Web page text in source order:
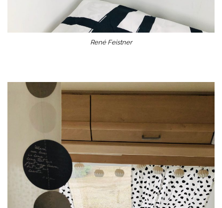
René Feistner